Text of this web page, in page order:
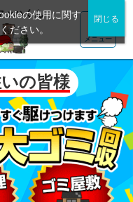
ッハくん
メニュー
の皆様
の使用に関す
ださい。